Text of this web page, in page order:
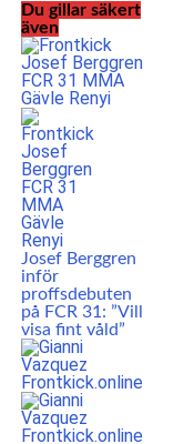
Du gillar säkert
även
Josef Berggren
inför
proffsdebuten
på FCR 31: ”Vill
visa fint våld”